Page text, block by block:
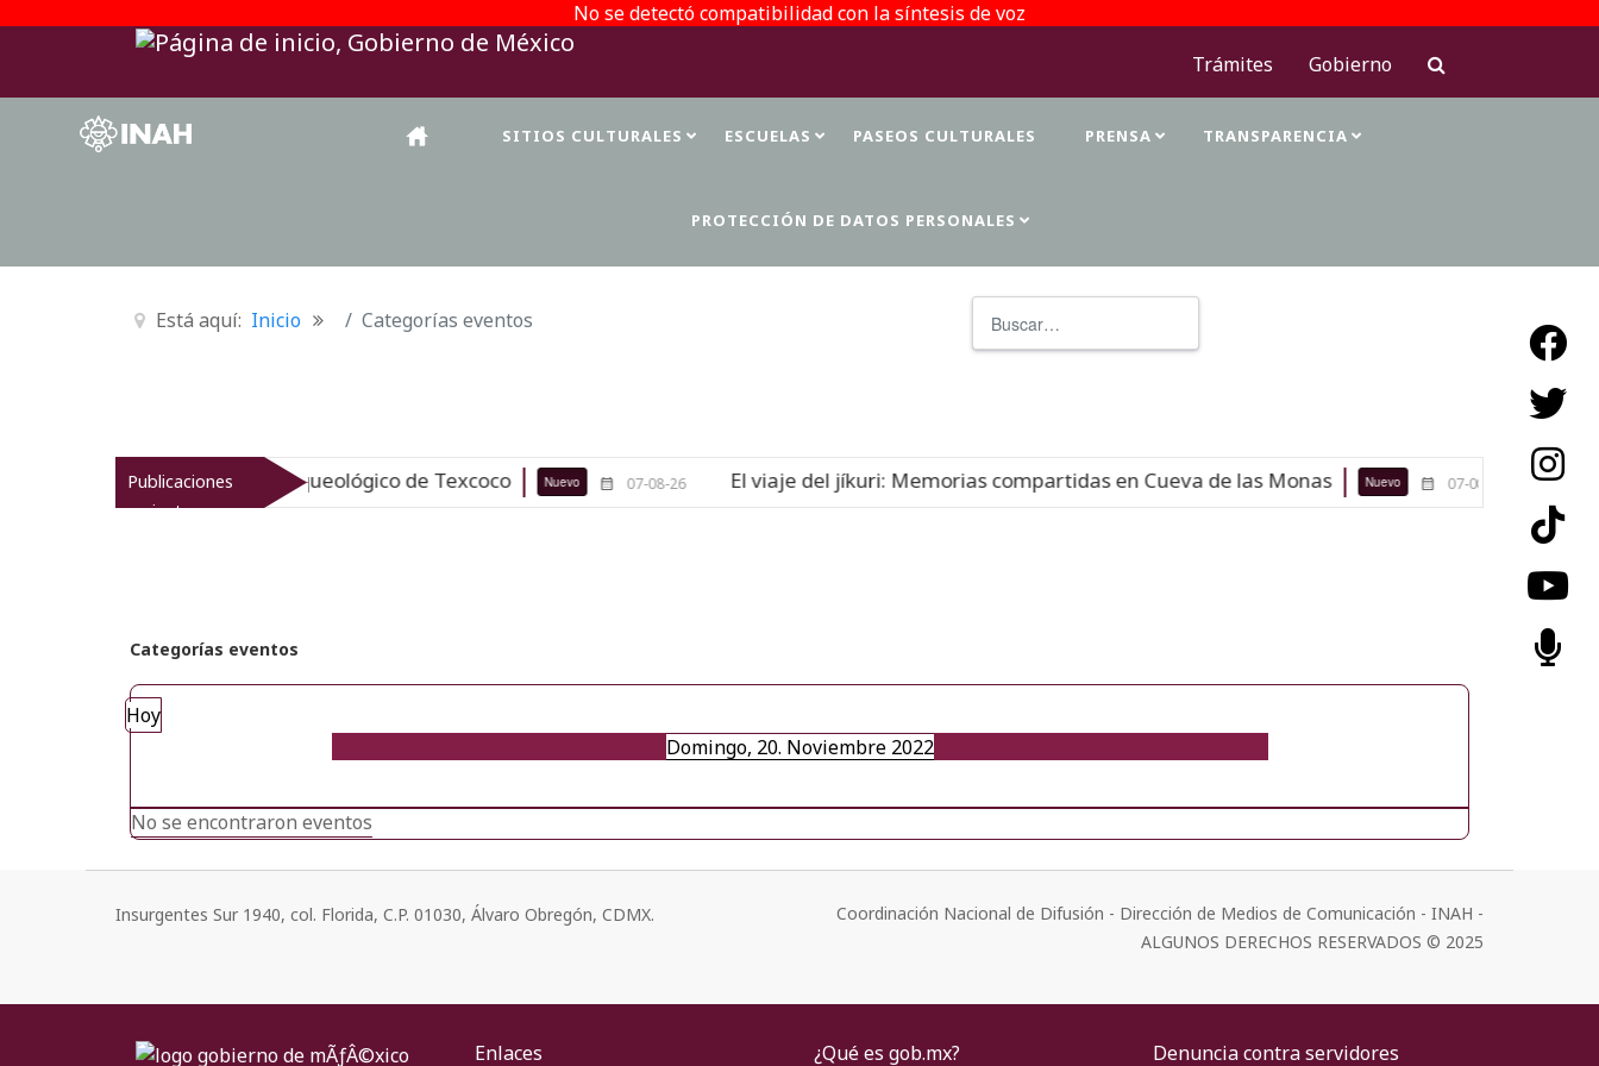
No se detectó compatibilidad con la síntesis de voz
Trámites
Gobierno
SITIOS CULTURALES ESCUELAS PASEOS CULTURALES PRENSA TRANSPARENCIA
PROTECCIÓN DE DATOS PERSONALES
Está aquí: Inicio Categorías eventos
Publicaciones
recientes
revitaliza el patrimonio arqueológico de Texcoco Nuevo 07-08-26 El viaje del jíkuri: Memorias compartidas en Cueva de las Monas Nuevo 07-08-26
Categorías eventos
Hoy
Domingo, 20. Noviembre 2022
No se encontraron eventos
Insurgentes Sur 1940, col. Florida, C.P. 01030, Álvaro Obregón, CDMX.
Coordinación Nacional de Difusión - Dirección de Medios de Comunicación - INAH -
ALGUNOS DERECHOS RESERVADOS © 2025
Enlaces ¿Qué es gob.mx?
Denuncia contra servidores